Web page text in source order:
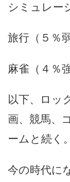
シミュレー
旅行（５％弱
麻雀（４％強
以下、ロッ
画、競馬、
ームと続く。
今の時代に